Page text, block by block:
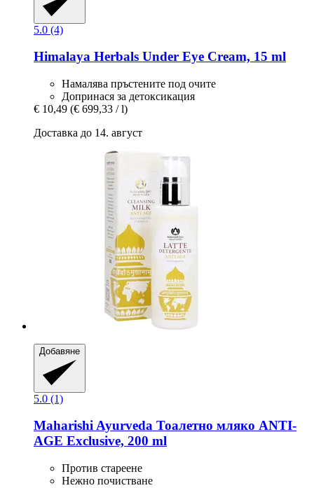
5.0 (4)
Himalaya Herbals Under Eye Cream, 15 ml
Намалява пръстените под очите
Допринася за детоксикация
€ 10,49 (€ 699,33 / l)
Доставка до 14. август
Добавяне
5.0 (1)
Maharishi Ayurveda Тоалетно мляко ANTI-​
AGE Exclusive, 200 ml
Против стареене
Нежно почистване